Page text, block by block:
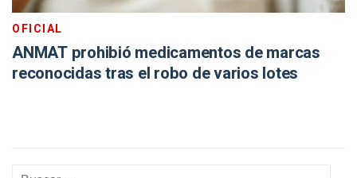
OFICIAL
ANMAT prohibió medicamentos de marcas
reconocidas tras el robo de varios lotes